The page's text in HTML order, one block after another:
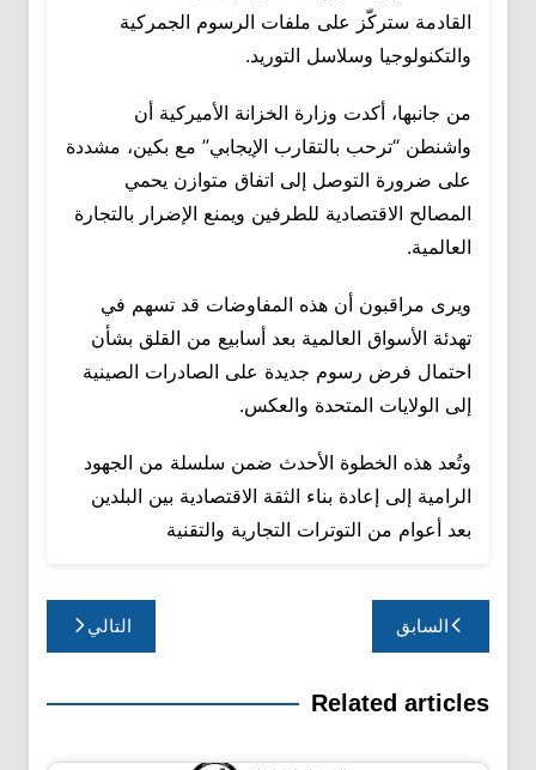
القادمة ستركّز على ملفات الرسوم الجمركية
والتكنولوجيا وسلاسل التوريد.
من جانبها، أكدت وزارة الخزانة الأميركية أن
واشنطن “ترحب بالتقارب الإيجابي” مع بكين، مشددة
على ضرورة التوصل إلى اتفاق متوازن يحمي
المصالح الاقتصادية للطرفين ويمنع الإضرار بالتجارة
العالمية.
ويرى مراقبون أن هذه المفاوضات قد تسهم في
تهدئة الأسواق العالمية بعد أسابيع من القلق بشأن
احتمال فرض رسوم جديدة على الصادرات الصينية
إلى الولايات المتحدة والعكس.
وتُعد هذه الخطوة الأحدث ضمن سلسلة من الجهود
الرامية إلى إعادة بناء الثقة الاقتصادية بين البلدين
بعد أعوام من التوترات التجارية والتقنية
تصفّح
المقالات
السابق التالي
Related articles